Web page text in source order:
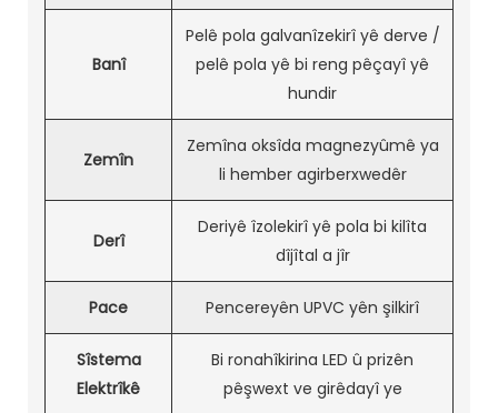
Banî
Pelê pola galvanîzekirî yê derve /
pelê pola yê bi reng pêçayî yê
hundir
Zemîn
Zemîna oksîda magnezyûmê ya
li hember agirberxwedêr
Derî
Deriyê îzolekirî yê pola bi kilîta
dîjîtal a jîr
Pace Pencereyên UPVC yên şilkirî
Sîstema
Elektrîkê
Bi ronahîkirina LED û prizên
pêşwext ve girêdayî ye